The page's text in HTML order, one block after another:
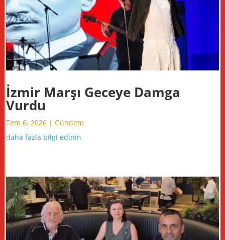
İzmir Marşı Geceye Damga
Vurdu
Tem 6, 2026 | Gündem
daha fazla bilgi edinin